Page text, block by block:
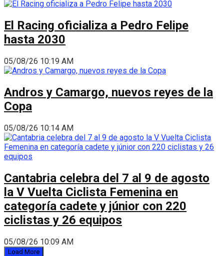
El Racing oficializa a Pedro Felipe
hasta 2030
05/08/26 10:19 AM
Andros y Camargo, nuevos reyes de la
Copa
05/08/26 10:14 AM
Cantabria celebra del 7 al 9 de agosto
la V Vuelta Ciclista Femenina en
categoría cadete y júnior con 220
ciclistas y 26 equipos
05/08/26 10:09 AM
Load More